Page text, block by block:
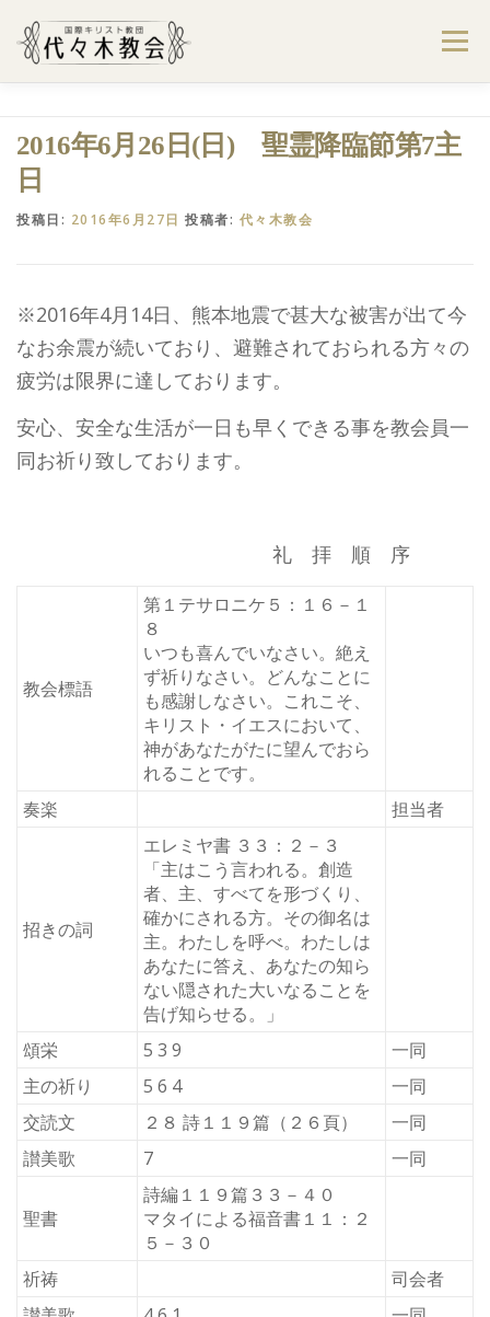
メニュー
2016年6月26日(日) 聖霊降臨節第7主
日
投稿日: 2016年6月27日 投稿者: 代々木教会
※2016年4月14日、熊本地震で甚大な被害が出て今
なお余震が続いており、避難されておられる方々の
疲労は限界に達しております。
安心、安全な生活が一日も早くできる事を教会員一
同お祈り致しております。
礼 拝 順 序
教会標語
第１テサロニケ５：１６－１
８
いつも喜んでいなさい。絶え
ず祈りなさい。どんなことに
も感謝しなさい。これこそ、
キリスト・イエスにおいて、
神があなたがたに望んでおら
れることです。
奏楽
担当者
招きの詞
エレミヤ書 ３３：２－３
「主はこう言われる。創造
者、主、すべてを形づくり、
確かにされる方。その御名は
主。わたしを呼べ。わたしは
あなたに答え、あなたの知ら
ない隠された大いなることを
告げ知らせる。」
頌栄
5 3 9
一同
主の祈り
5 6 4
一同
交読文
２８ 詩１１９篇（２６頁）
一同
讃美歌
7 一同
聖書
詩編１１９篇３３－４０
マタイによる福音書１１：２
５－３０
祈祷
司会者